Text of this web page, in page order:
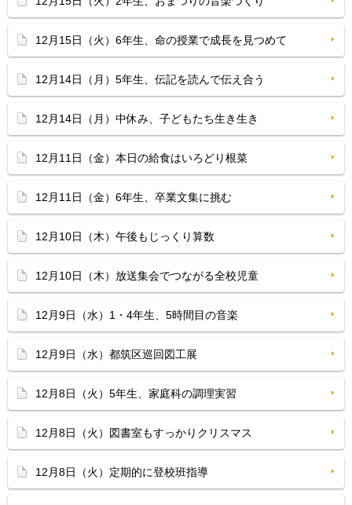
12月15日（火）6年生、命の授業で成長を見つめて
12月14日（月）5年生、伝記を読んで伝え合う
12月14日（月）中休み、子どもたち生き生き
12月11日（金）本日の給食はいろどり根菜
12月11日（金）6年生、卒業文集に挑む
12月10日（木）午後もじっくり算数
12月10日（木）放送集会でつながる全校児童
12月9日（水）1・4年生、5時間目の音楽
12月9日（水）都筑区巡回図工展
12月8日（火）5年生、家庭科の調理実習
12月8日（火）図書室もすっかりクリスマス
12月8日（火）定期的に登校班指導